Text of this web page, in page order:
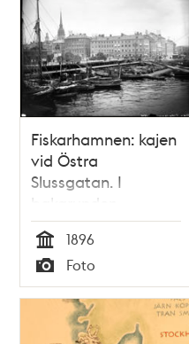
Fiskarhamnen: kajen
vid Östra
Slussgatan. I
bakgrunden
Slussplan.
Tid
1896
Typ
Foto